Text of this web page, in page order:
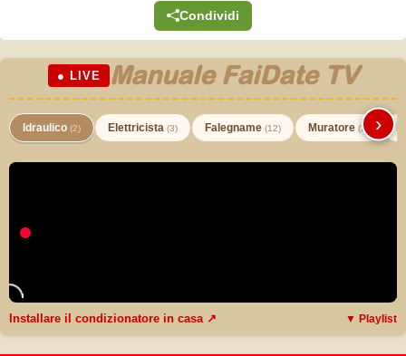
Condividi
● LIVE Manuale FaiDate TV
Idraulico (2) Elettricista (3) Falegname (12) Muratore (3) ›
Installare il condizionatore in casa ↗ ▼ Playlist